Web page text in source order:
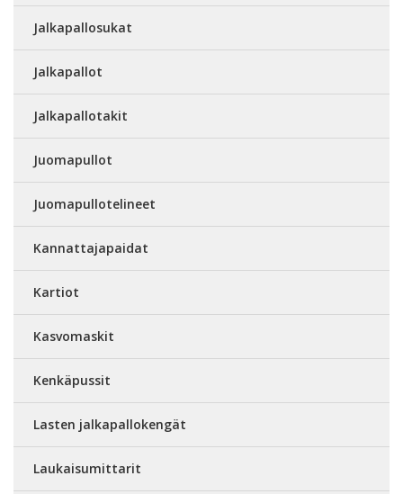
Jalkapallosukat
Jalkapallot
Jalkapallotakit
Juomapullot
Juomapullotelineet
Kannattajapaidat
Kartiot
Kasvomaskit
Kenkäpussit
Lasten jalkapallokengät
Laukaisumittarit